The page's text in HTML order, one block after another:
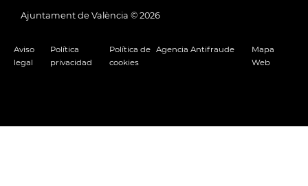
Ajuntament de València © 2026
Aviso
legal
Política
privacidad
Política de
cookies
Agencia Antifraude
Mapa
Web